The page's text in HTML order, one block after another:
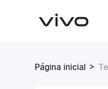
Página inicial >